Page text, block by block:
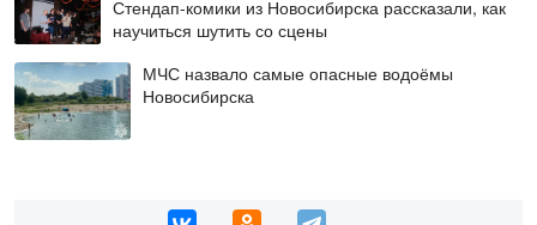
Стендап-комики из Новосибирска рассказали, как
научиться шутить со сцены
МЧС назвало самые опасные водоёмы
Новосибирска